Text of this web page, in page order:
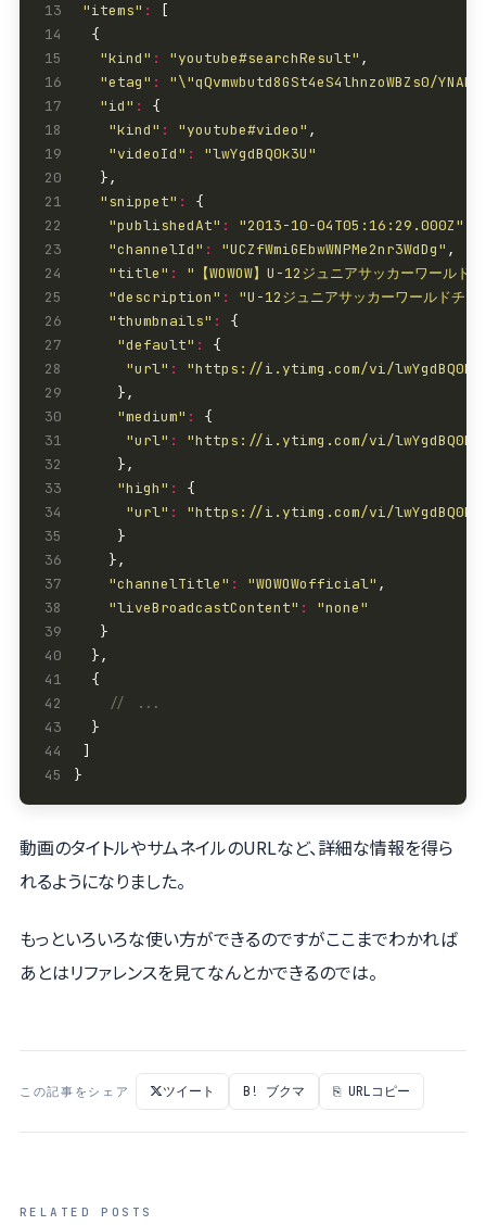
13
"items" :
14
15
"kind" : "youtube#searchResult"
16
"etag" :
"\"qQvmwbutd8GSt4eS4lhnzoWBZs0/
17
"id" :
18
"kind" : "youtube#video"
19
"videoId" :
"lwYgdBQ0k3U"
20
21
"snippet" :
22
"publishedAt" : "2013-10-04T05:16:29.000Z"
23
"channelId" : "UCZfWmiGEbwWNPMe2nr3WdDg"
24
"title" :
"【WOWOW】U-12ジュニアサッカーワール
25
"description" :
"U-12ジュニアサッカーワール
26
"thumbnails" :
27
"default" :
28
"url" :
"https://i.ytimg.com/vi/
29
30
"medium" :
31
"url" :
"https://i.ytimg.com/vi/
32
33
"high" :
34
"url" :
"https://i.ytimg.com/vi/
35
36
37
"channelTitle" : "WOWOWofficial"
38
"liveBroadcastContent" :
"none"
39
40
41
42
43
44
45
動画のタイトルやサムネイルのURLなど、詳細な情報を得ら
れるようになりました。
もっといろいろな使い方ができるのですがここまでわかれば
あとはリファレンスを見てなんとかできるのでは。
この記事をシェア ツイート B! ブクマ ⎘ URLコピー
RELATED POSTS